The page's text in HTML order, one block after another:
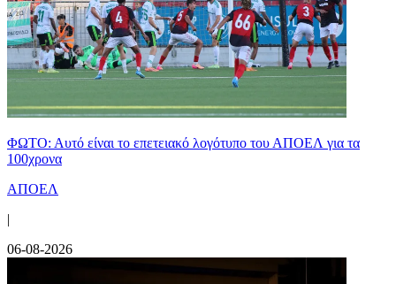
ΦΩΤΟ: Αυτό είναι το επετειακό λογότυπο του ΑΠΟΕΛ για τα
100χρονα
ΑΠΟΕΛ
|
06-08-2026